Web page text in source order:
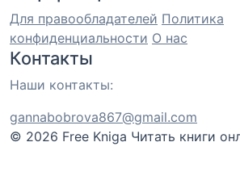
Для правообладателей Политика
конфиденциальности О нас
Контакты
Наши контакты:
gannabobrova867@gmail.com
© 2026 Free Kniga Читать книги